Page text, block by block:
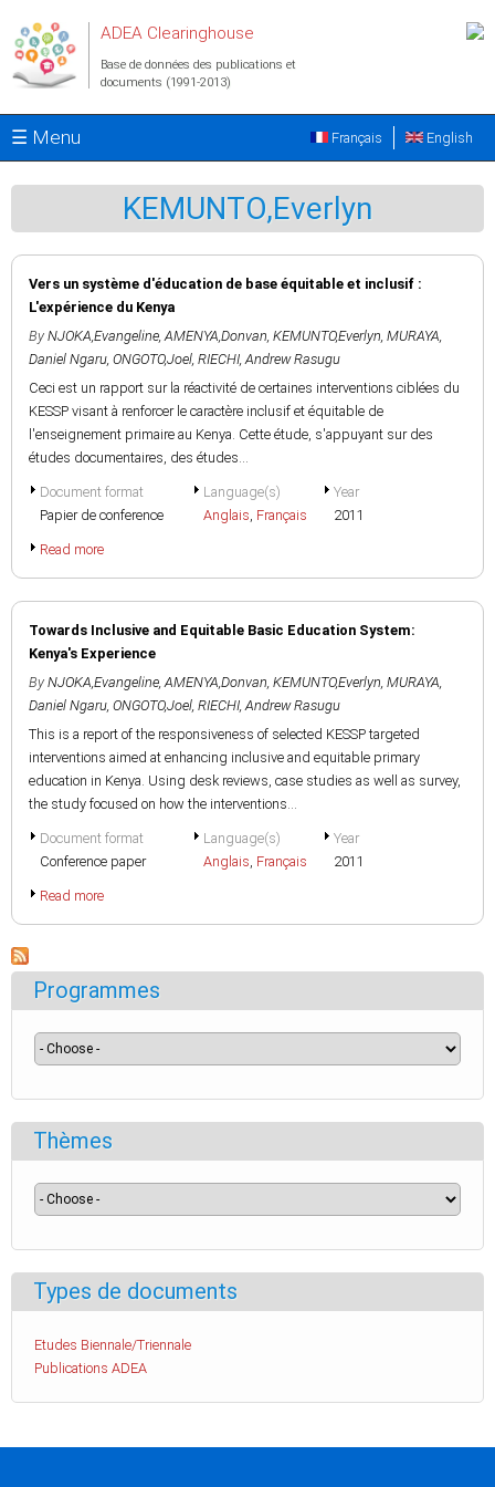
ADEA Clearinghouse
Base de données des publications et
documents (1991-2013)
☰ Menu English
Français
KEMUNTO,Everlyn
Vers un système d'éducation de base équitable et inclusif :
L'expérience du Kenya
By NJOKA,Evangeline,AMENYA,Donvan, KEMUNTO,Everlyn, MURAYA,
Daniel Ngaru, ONGOTO,Joel, RIECHI, Andrew Rasugu
Ceci est un rapport sur la réactivité de certaines interventions ciblées du
KESSP visant à renforcer le caractère inclusif et équitable de
l'enseignement primaire au Kenya. Cette étude, s'appuyant sur des
études documentaires, des études...
Document format
Papier de conference
Language(s)
Anglais, Français
Year
2011
Read more
Towards Inclusive and Equitable Basic Education System:
Kenya's Experience
By NJOKA,Evangeline,AMENYA,Donvan, KEMUNTO,Everlyn, MURAYA,
Daniel Ngaru, ONGOTO,Joel, RIECHI, Andrew Rasugu
This is a report of the responsiveness of selected KESSP targeted
interventions aimed at enhancing inclusive and equitable primary
education in Kenya. Using desk reviews, case studies as well as survey,
the study focused on how the interventions...
Document format
Conference paper
Language(s)
Anglais, Français
Year
2011
Read more
Programmes
Thèmes
Types de documents
Etudes Biennale/Triennale
Publications ADEA